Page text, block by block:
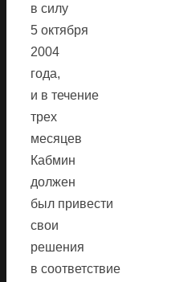
в силу
5 октября
2004
года,
и в течение
трех
месяцев
Кабмин
должен
был привести
свои
решения
в соответствие